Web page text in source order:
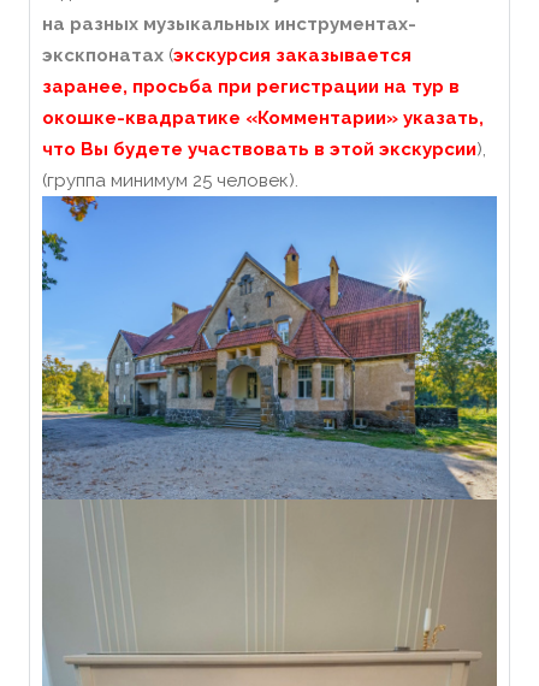
на разных музыкальных инструментах-
экскпонатах (экскурсия заказывается
заранее, просьба при регистрации на тур в
окошке-квадратике «Комментарии» указать,
что Вы будете участвовать в этой экскурсии),
(группа минимум 25 человек).